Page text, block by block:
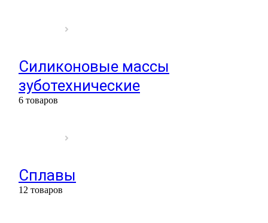
Силиконовые массы
зуботехнические
6 товаров
Сплавы
12 товаров